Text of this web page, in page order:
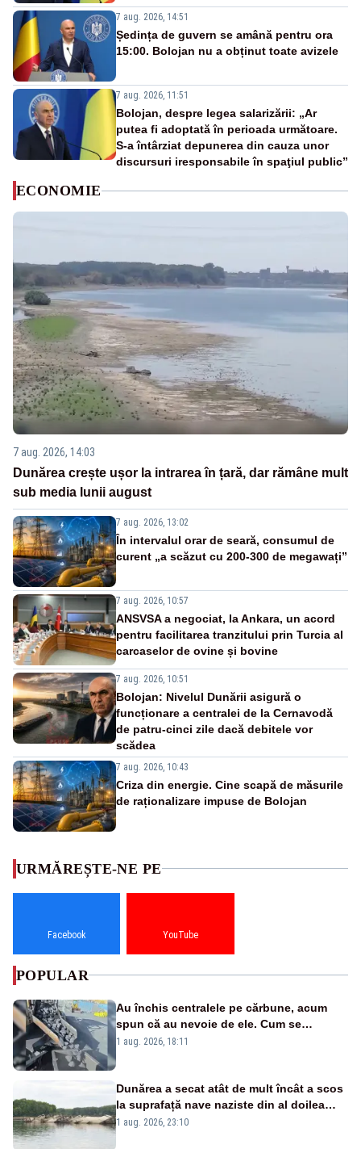
7 aug. 2026, 14:51
Ședința de guvern se amână pentru ora
15:00. Bolojan nu a obținut toate avizele
7 aug. 2026, 11:51
Bolojan, despre legea salarizării: „Ar
putea fi adoptată în perioada următoare.
S-a întârziat depunerea din cauza unor
discursuri iresponsabile în spaţiul public”
ECONOMIE
7 aug. 2026, 14:03
Dunărea crește ușor la intrarea în țară, dar rămâne mult
sub media lunii august
7 aug. 2026, 13:02
În intervalul orar de seară, consumul de
curent „a scăzut cu 200-300 de megawați”
7 aug. 2026, 10:57
ANSVSA a negociat, la Ankara, un acord
pentru facilitarea tranzitului prin Turcia al
carcaselor de ovine și bovine
7 aug. 2026, 10:51
Bolojan: Nivelul Dunării asigură o
funcționare a centralei de la Cernavodă
de patru-cinci zile dacă debitele vor
scădea
7 aug. 2026, 10:43
Criza din energie. Cine scapă de măsurile
de raționalizare impuse de Bolojan
URMĂREȘTE-NE PE
Facebook YouTube
POPULAR
Au închis centralele pe cărbune, acum
spun că au nevoie de ele. Cum se
pasează vina în plină criză energetică
1 aug. 2026, 18:11
Dunărea a secat atât de mult încât a scos
la suprafață nave naziste din al doilea
război mondial
1 aug. 2026, 23:10